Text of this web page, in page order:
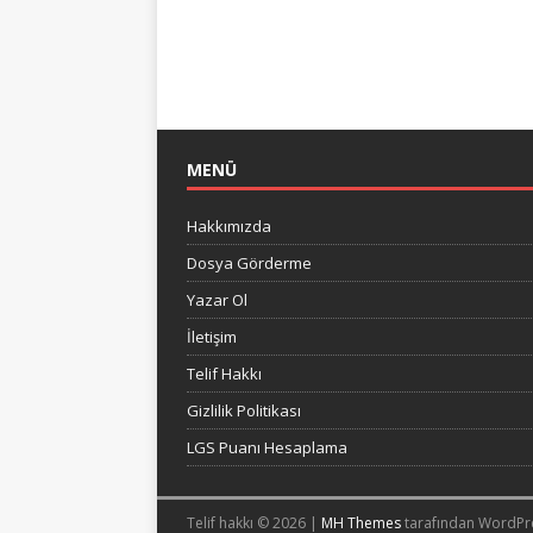
MENÜ
Hakkımızda
Dosya Görderme
Yazar Ol
İletişim
Telif Hakkı
Gizlilik Politikası
LGS Puanı Hesaplama
Telif hakkı © 2026 | MH Themestarafından